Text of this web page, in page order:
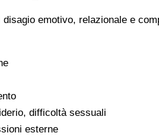
emotivo, relazionale e
difficoltà sessuali
esterne